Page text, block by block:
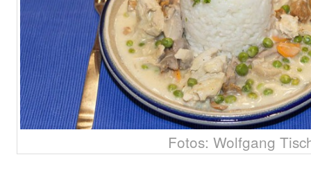
Fotos: Wolfgang